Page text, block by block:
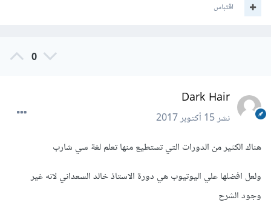
اقتباس
0
Dark Hair
نشر15 أكتوبر 2017
هناك الكثير من الدورات التي تستطيع منها تعلم لغة سي شارب
ولعل افضلها علي اليوتيوب هي دورة الاستاذ خالد السعداني لانه غير
وجود الشرح